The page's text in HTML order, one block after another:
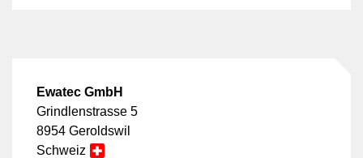
Ewatec GmbH
Grindlenstrasse 5
8954 Geroldswil
Schweiz